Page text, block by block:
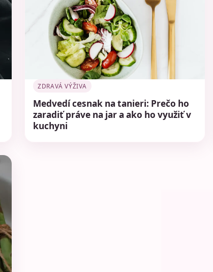
ZDRAVÁ VÝŽIVA
Medvedí cesnak na tanieri: Prečo ho
zaradiť práve na jar a ako ho využiť v
kuchyni